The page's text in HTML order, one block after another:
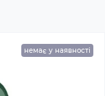
немає у наявності